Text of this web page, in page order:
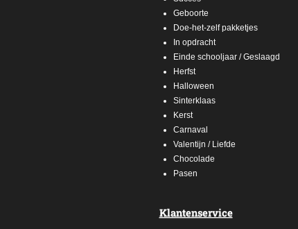
Geboorte
Doe-het-zelf pakketjes
In opdracht
Einde schooljaar / Geslaagd
Herfst
Halloween
Sinterklaas
Kerst
Carnaval
Valentijn / Liefde
Chocolade
Pasen
Klantenservice